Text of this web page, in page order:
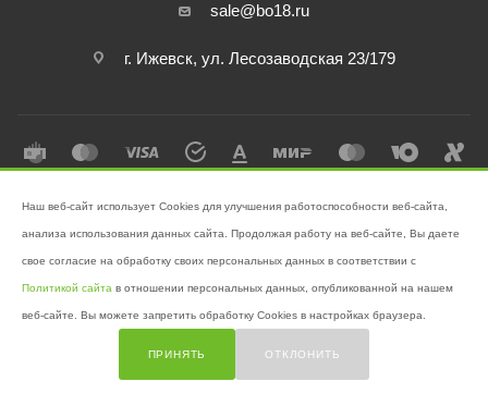
sale@bo18.ru
г. Ижевск, ул. Лесозаводская 23/179
поддержании чистоты!
Наш веб-сайт использует Cookies для улучшения работоспособности веб-сайта,
анализа использования данных сайта. Продолжая работу на веб-сайте, Вы даете
свое согласие на обработку своих персональных данных в соответствии с
Политикой сайта в отношении персональных данных, опубликованной на нашем
веб-сайте. Вы можете запретить обработку Cookies в настройках браузера.
ПРИНЯТЬ ОТКЛОНИТЬ